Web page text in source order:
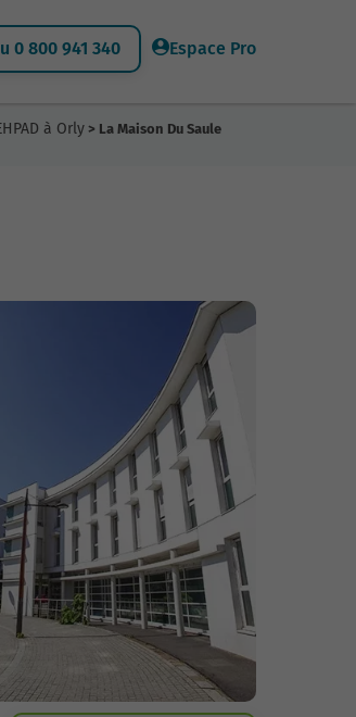
0 800 941 340 Espace Pro
à Orly> La Maison Du Saule